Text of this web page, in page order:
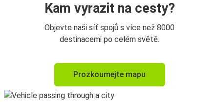
Kam vyrazit na cesty?
Objevte naši síť spojů s více než 8000
destinacemi po celém světě.
Prozkoumejte mapu